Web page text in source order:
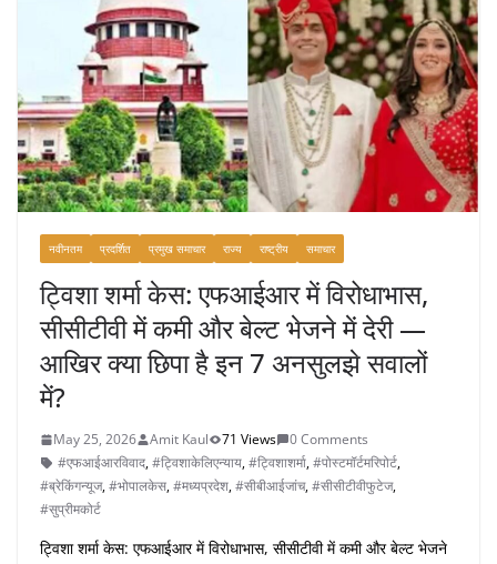
नवीनतम प्रदर्शित प्रमुख समाचार राज्य राष्ट्रीय समाचार
ट्विशा शर्मा केस: एफआईआर में विरोधाभास,
सीसीटीवी में कमी और बेल्ट भेजने में देरी —
आखिर क्या छिपा है इन 7 अनसुलझे सवालों
में?
May 25, 2026 Amit Kaul 71 Views
0 Comments
#एफआईआरविवाद,#ट्विशाकेलिएन्याय,#ट्विशाशर्मा,#पोस्टमॉर्टमरिपोर्ट,
#ब्रेकिंगन्यूज,#भोपालकेस,#मध्यप्रदेश,#सीबीआईजांच,#सीसीटीवीफुटेज,
#सुप्रीमकोर्ट
ट्विशा शर्मा केस: एफआईआर में विरोधाभास, सीसीटीवी में कमी और बेल्ट भेजने